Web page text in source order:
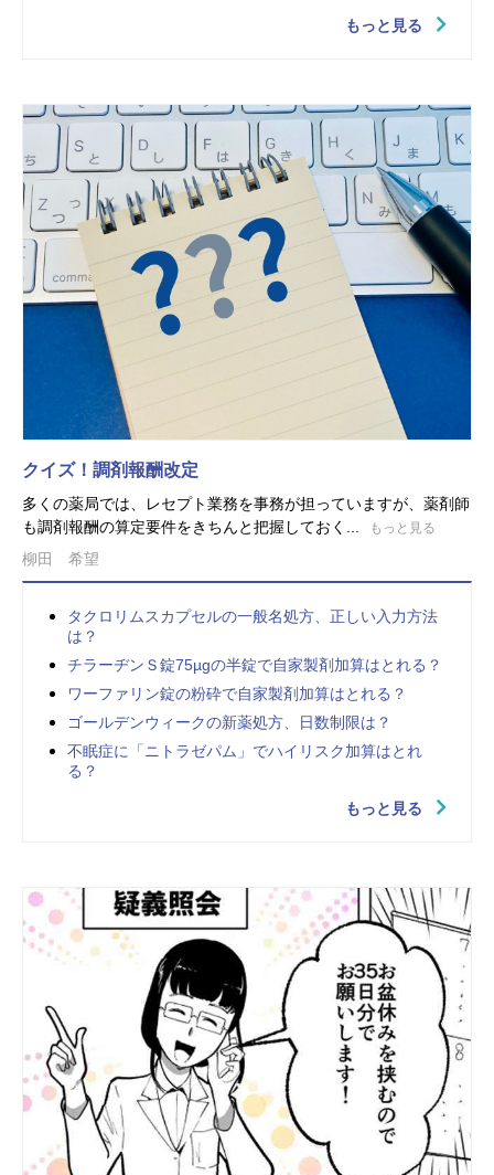
もっと見る
クイズ！調剤報酬改定
多くの薬局では、レセプト業務を事務が担っていますが、薬剤師
も調剤報酬の算定要件をきちんと把握しておく...
もっと見る
柳田 希望
タクロリムスカプセルの一般名処方、正しい入力方法
は？
チラーヂンＳ錠75µgの半錠で自家製剤加算はとれる？
ワーファリン錠の粉砕で自家製剤加算はとれる？
ゴールデンウィークの新薬処方、日数制限は？
不眠症に「ニトラゼパム」でハイリスク加算はとれ
る？
もっと見る